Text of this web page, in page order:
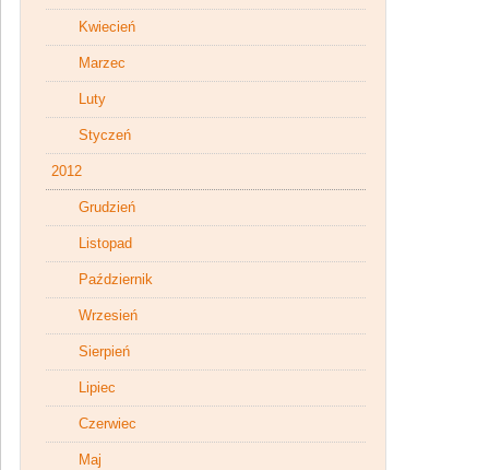
Kwiecień
Marzec
Luty
Styczeń
2012
Grudzień
Listopad
Październik
Wrzesień
Sierpień
Lipiec
Czerwiec
Maj